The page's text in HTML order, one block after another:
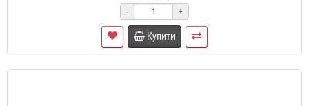
- +
Купити